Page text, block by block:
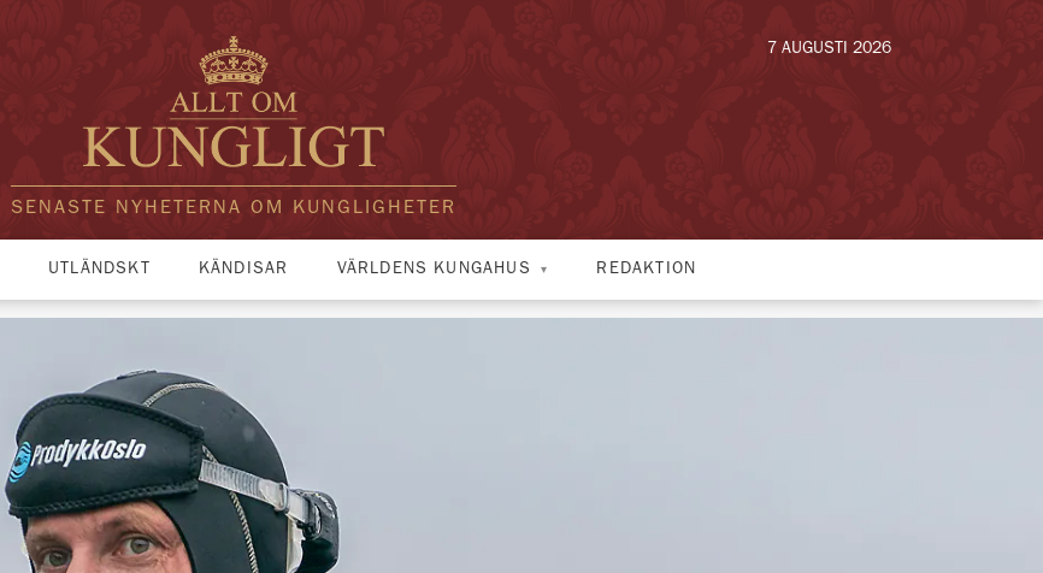
SENASTE NYHETERNA OM KUNGLIGHETER
7 AUGUSTI 2026
UTLÄNDSKT KÄNDISAR VÄRLDENS KUNGAHUS REDAKTION